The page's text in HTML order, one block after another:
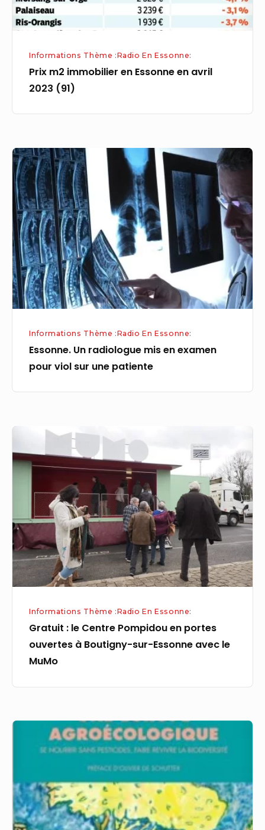
(91)
Informations Thème :Radio En Essonne:
Prix m2 immobilier en Essonne en avril
2023 (91)
Essonne.
Un
radiologue
mis
en
examen
pour
viol
sur
une
Informations Thème :Radio En Essonne:
Essonne. Un radiologue mis en examen
pour viol sur une patiente
:
le
Pompidou
en
portes
ouvertes
à
Boutigny-
Essonne
avec
MuMo
Informations Thème :Radio En Essonne:
Gratuit : le Centre Pompidou en portes
ouvertes à Boutigny-sur-Essonne avec le
MuMo
Yvelines
Essonne